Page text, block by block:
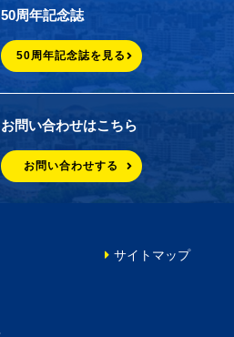
50周年記念誌
50周年記念誌を見る
お問い合わせはこちら
お問い合わせする
サイトマップ